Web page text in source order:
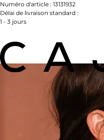
Numéro d'article : 13131932
Délai de livraison standard :
1 - 3 jours